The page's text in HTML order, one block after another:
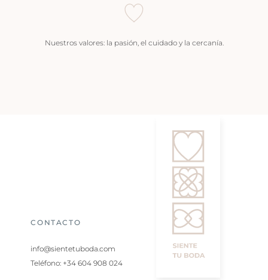
Nuestros valores: la pasión, el cuidado y la cercanía.
CONTACTO
info@sientetuboda.com
Teléfono: +34 604 908 024